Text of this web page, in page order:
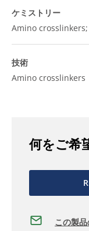
ケミストリー
Amino
技術
Amino crosslinkers
何をご希
この製